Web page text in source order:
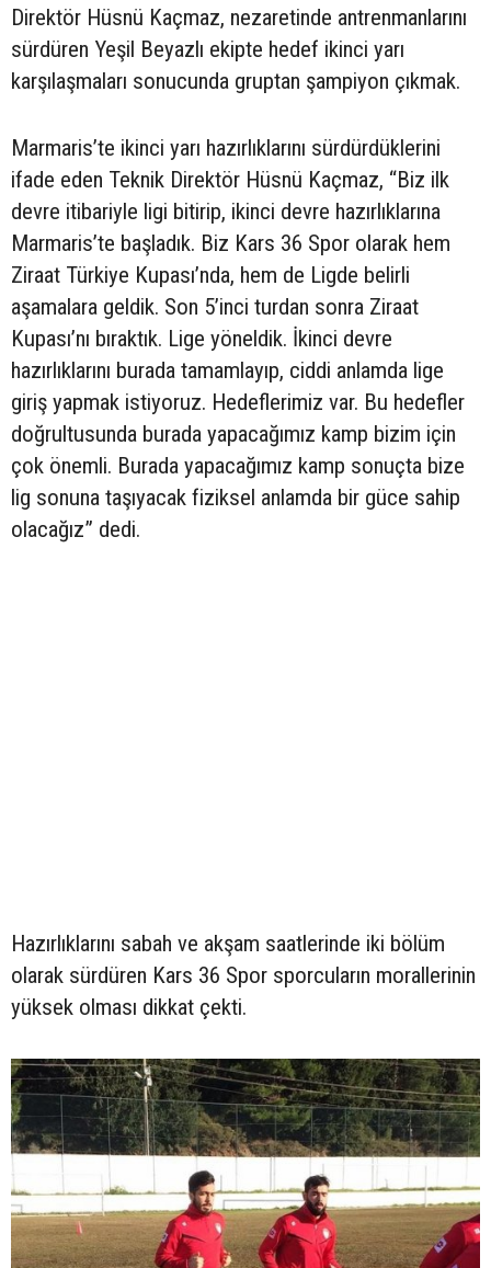
Direktör Hüsnü Kaçmaz, nezaretinde antrenmanlarını
sürdüren Yeşil Beyazlı ekipte hedef ikinci yarı
karşılaşmaları sonucunda gruptan şampiyon çıkmak.
Marmaris’te ikinci yarı hazırlıklarını sürdürdüklerini
ifade eden Teknik Direktör Hüsnü Kaçmaz, “Biz ilk
devre itibariyle ligi bitirip, ikinci devre hazırlıklarına
Marmaris’te başladık. Biz Kars 36 Spor olarak hem
Ziraat Türkiye Kupası’nda, hem de Ligde belirli
aşamalara geldik. Son 5’inci turdan sonra Ziraat
Kupası’nı bıraktık. Lige yöneldik. İkinci devre
hazırlıklarını burada tamamlayıp, ciddi anlamda lige
giriş yapmak istiyoruz. Hedeflerimiz var. Bu hedefler
doğrultusunda burada yapacağımız kamp bizim için
çok önemli. Burada yapacağımız kamp sonuçta bize
lig sonuna taşıyacak fiziksel anlamda bir güce sahip
olacağız” dedi.
Hazırlıklarını sabah ve akşam saatlerinde iki bölüm
olarak sürdüren Kars 36 Spor sporcuların morallerinin
yüksek olması dikkat çekti.